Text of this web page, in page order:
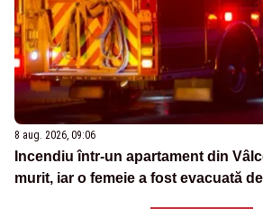
8 aug. 2026, 09:06
Incendiu într-un apartament din
murit, iar o femeie a fost evacuată